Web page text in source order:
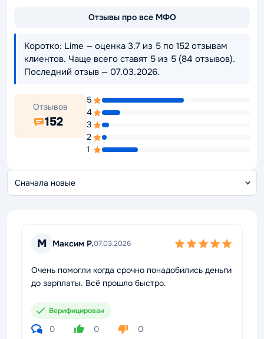
Отзывы про все МФО
Коротко: Lime — оценка 3.7 из 5 по 152 отзывам
клиентов. Чаще всего ставят 5 из 5 (84 отзывов).
Последний отзыв — 07.03.2026.
Отзывов
152
5
4
3
2
1
М Максим Р.07.03.2026
Очень помогли когда срочно понадобились деньги
до зарплаты. Всё прошло быстро.
Верифицирован
0 0
0